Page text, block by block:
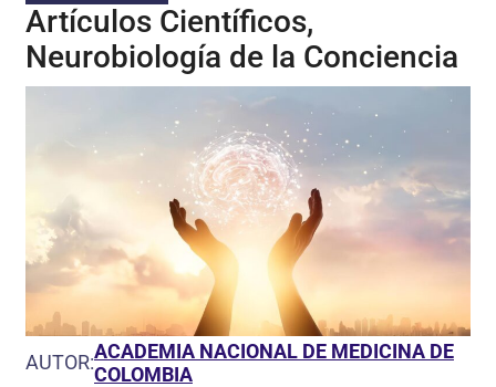
Artículos Científicos,
Neurobiología de la Conciencia
AUTOR:ACADEMIA NACIONAL DE MEDICINA DE
COLOMBIA